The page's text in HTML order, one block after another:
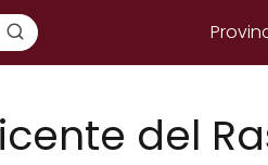
del